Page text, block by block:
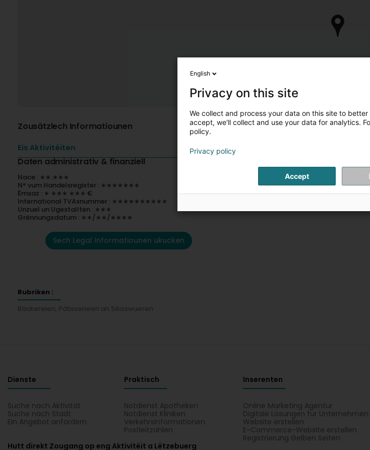
Zousätzlech Informatiounen
Eis Aktivitéiten
Daten administrativ & finanziell
Nace : ∗∗.∗∗∗
N° vum Handelsregister : ∗∗∗∗∗∗∗
Ëmsaz : ∗ ∗∗∗ ∗∗∗ €
International TVAsnummer : ∗∗∗∗∗∗∗∗∗∗
Unzuel un Ugestallten : ∗∗∗
Grënnungsdatum : ∗∗/∗∗/∗∗∗∗
Sech Legal Informatiounen ukucken
Rubriken :
Bäckereien, Pâtisserieen an Séisswueren
Dienste
Suche nach Aktivität
Suche nach Stadt
Ein Angebot anfordern
Praktisch
Notdienst Apotheken
Notdienst Kliniken
Verkehrsinformationen
Postleitzahlen
Inserenten
Online Marketing Agentur
Digitale Lösungen für Unternehmen
Website erstellen
E-Commerce-Website erstellen
Registrierung Gelben Seiten
Hutt direkt Zougang op eng Aktivitéit a Lëtzebuerg
English
Privacy on this site
We collect and process your data on this site to
accept, we'll collect and use your data for analytics.
policy.
Privacy policy
Accept